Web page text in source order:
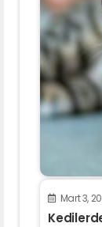
Mart 3,